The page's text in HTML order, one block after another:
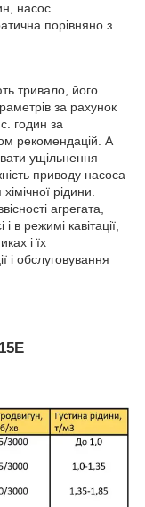
насос
порівняно з
тривало, його
за рахунок
годин за
рекомендацій. А
ущільнення
приводу насоса
рідини.
агрегата,
в режимі кавітації,
і їх
і обслуговування